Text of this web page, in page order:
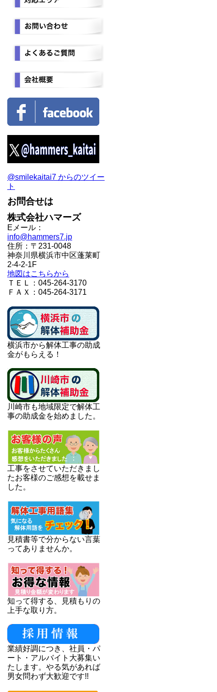
@smilekaitai7 からのツイー
ト
お問合せは
株式会社ハマーズ
Eメール：
info@hammers7.jp
住所：〒231-0048
神奈川県横浜市中区蓬莱町
2-4-2-1F
地図はこちらから
ＴＥＬ：045-264-3170
ＦＡＸ：045-264-3171
横浜市から解体工事の助成
金がもらえる！
川崎市も地域限定で解体工
事の助成金を始めました。
工事をさせていただきまし
たお客様のご感想を載せま
した。
見積書等で分からない言葉
ってありませんか。
知って得する、見積もりの
上手な取り方。
業績好調につき、社員・パ
ート・アルバイト大募集い
たします。やる気があれば
男女問わず大歓迎です!!